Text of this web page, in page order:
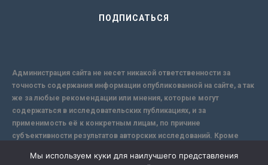
Администрация сайта не несет никакой ответственности за
точность содержания информации опубликованной на сайте, а так
же за любые рекомендации или мнения, которые могут
содержаться в исследовательских публикациях, и за
применимость её к конкретным лицам, по причине
субъективности результатов авторских исследований. Кроме
надежной защиты информации, Сайт не несет ответственности за
Мы используем куки для наилучшего представления